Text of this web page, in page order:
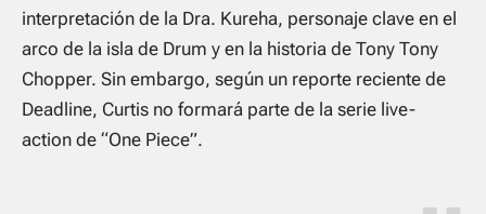
interpretación de la Dra. Kureha, personaje clave en el
arco de la isla de Drum y en la historia de Tony Tony
Chopper. Sin embargo, según un reporte reciente de
Deadline, Curtis no formará parte de la serie live-
action de “One Piece”.